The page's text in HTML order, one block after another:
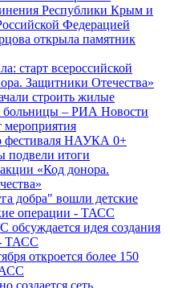
Республики Крым и
Федерацией
открыла памятник
старт всероссийской
Защитники Отечества»
строить жилые
больницы – РИА Новости
фестиваля НАУКА 0+
подвели итоги
«Код донора.
добра" вошли детские
операции - ТАСС
идея создания
ТАСС
откроется более 150
создается сеть